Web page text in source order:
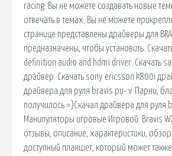
racing. Вы не можете создавать новые
отвечать в темах; Вы не можете
странице представлены драйверы для
предназначены, чтобы установить.
definition audio and hdmi driver. Скачать
драйвер. Скачать sony ericsson k800i
драйвера для руля bravis pu- v. Парни,
получилось =)Скачал драйвера для руля
Манипуляторы игровые Игровой. Bravis
отзывы, описание, характеристики,
доступный планшет, который может также